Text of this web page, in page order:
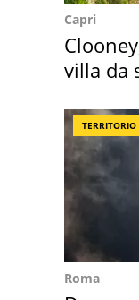
Capri
villa da
TERRITORIO
Roma